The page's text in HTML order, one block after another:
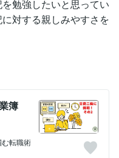
勉強したいと思ってい
対する親しみやすさを
簿
転職術